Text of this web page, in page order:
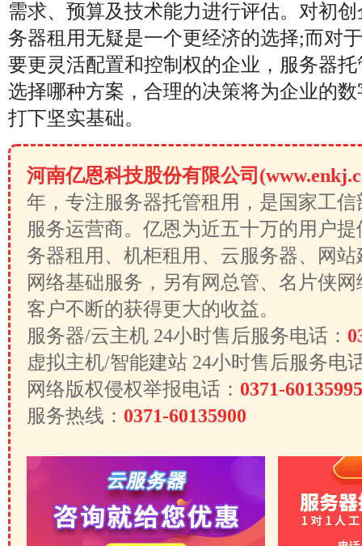
需求、预算及技术能力进行评估。对初
务器租用无疑是一个更经济的选择;而对
要更灵活配置和控制权的企业，服务器
选择哪种方案，合理的决策将为企业的
打下坚实基础。
河南亿恩科技股份有限公司
年，专注服务器托管租用，是国家工
服务运营商。亿恩为近五十万的用户
务器租用、机柜租用、云服务器、网
网络基础服务，另有网总管、名片侠
客户不断的获得更大的收益。
服务器/云主机 24小时售后服务电话：
虚拟主机/智能建站 24小时售后服务电
网络版权侵权举报电话： 0371-60135995
服务热线： 0371-60135900